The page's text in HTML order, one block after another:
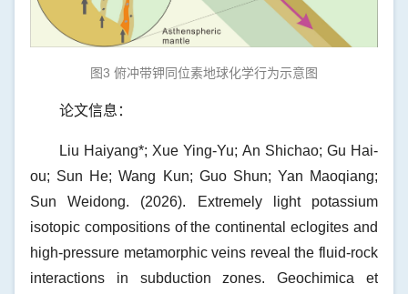
图3 俯冲带钾同位素地球化学行为示意图
论文信息：
Liu Haiyang*; Xue Ying-Yu; An Shichao; Gu Hai-
ou; Sun He; Wang Kun; Guo Shun; Yan Maoqiang;
Sun Weidong. (2026). Extremely light potassium
isotopic compositions of the continental eclogites and
high-pressure metamorphic veins reveal the fluid-rock
interactions in subduction zones. Geochimica et